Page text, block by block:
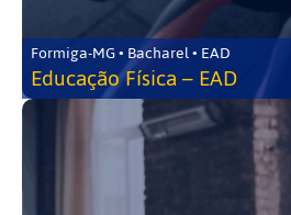
Formiga-MG • Bacharel • EAD
Educação Física – EAD